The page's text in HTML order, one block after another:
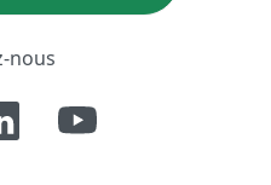
nous